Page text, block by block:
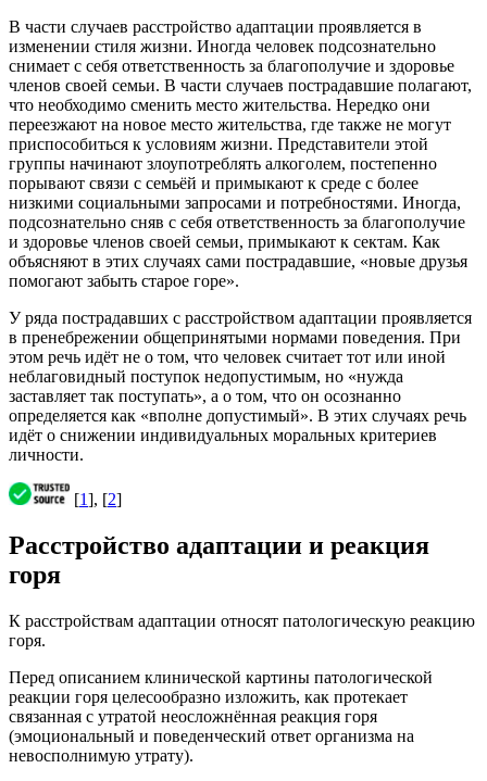
В части случаев расстройство адаптации проявляется в
изменении стиля жизни. Иногда человек подсознательно
снимает с себя ответственность за благополучие и здоровье
членов своей семьи. В части случаев пострадавшие полагают,
что необходимо сменить место жительства. Нередко они
переезжают на новое место жительства, где также не могут
приспособиться к условиям жизни. Представители этой
группы начинают злоупотреблять алкоголем, постепенно
порывают связи с семьёй и примыкают к среде с более
низкими социальными запросами и потребностями. Иногда,
подсознательно сняв с себя ответственность за благополучие
и здоровье членов своей семьи, примыкают к сектам. Как
объясняют в этих случаях сами пострадавшие, «новые друзья
помогают забыть старое горе».
У ряда пострадавших с расстройством адаптации проявляется
в пренебрежении общепринятыми нормами поведения. При
этом речь идёт не о том, что человек считает тот или иной
неблаговидный поступок недопустимым, но «нужда
заставляет так поступать», а о том, что он осознанно
определяется как «вполне допустимый». В этих случаях речь
идёт о снижении индивидуальных моральных критериев
личности.
[1], [2]
Расстройство адаптации и реакция
горя
К расстройствам адаптации относят патологическую реакцию
горя.
Перед описанием клинической картины патологической
реакции горя целесообразно изложить, как протекает
связанная с утратой неосложнённая реакция горя
(эмоциональный и поведенческий ответ организма на
невосполнимую утрату).